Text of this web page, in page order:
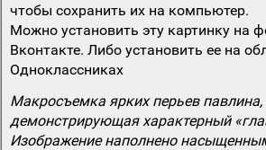
чтобы сохранить их на компьютер.
Можно установить эту картинку на
Вконтакте. Либо установить ее на
Одноклассниках
Макросъемка ярких перьев павлина,
демонстрирующая характерный
Изображение наполнено